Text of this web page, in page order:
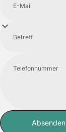
E-Mail
Betreff
Telefonnummer
Nachricht
Absenden
Absenden